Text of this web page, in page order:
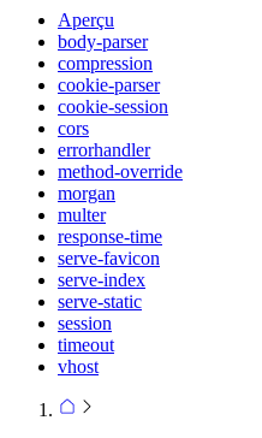
Aperçu
body-parser
compression
cookie-parser
cookie-session
cors
errorhandler
method-override
morgan
multer
response-time
serve-favicon
serve-index
serve-static
session
timeout
vhost